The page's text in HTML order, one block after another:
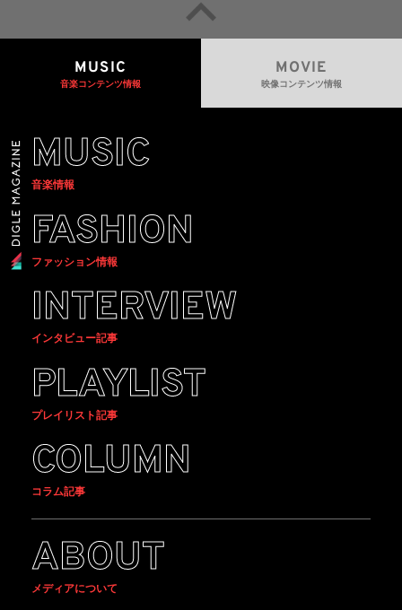
MUSIC
音楽コンテンツ情報
MOVIE
映像コンテンツ情報
MUSIC
音楽情報
FASHION
ファッション情報
INTERVIEW
インタビュー記事
PLAYLIST
プレイリスト記事
COLUMN
コラム記事
ABOUT
メディアについて